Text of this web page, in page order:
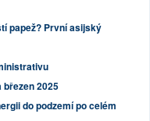
papež? První asijský
2025
do podzemí po celém